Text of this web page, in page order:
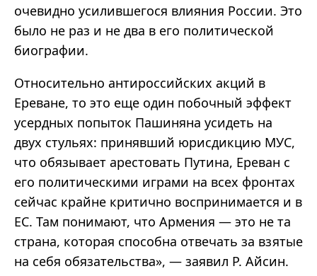
очевидно усилившегося влияния России. Это
было не раз и не два в его политической
биографии.
Относительно антироссийских акций в
Ереване, то это еще один побочный эффект
усердных попыток Пашиняна усидеть на
двух стульях: принявший юрисдикцию МУС,
что обязывает арестовать Путина, Ереван с
его политическими играми на всех фронтах
сейчас крайне критично воспринимается и в
ЕС. Там понимают, что Армения — это не та
страна, которая способна отвечать за взятые
на себя обязательства», — заявил Р. Айсин.